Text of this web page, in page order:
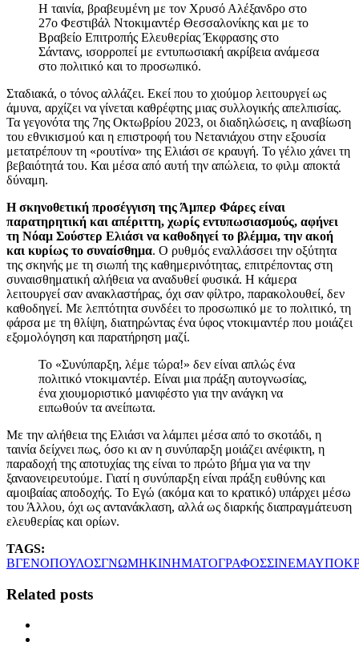
Η ταινία, βραβευμένη με τον Χρυσό Αλέξανδρο στο
27ο Φεστιβάλ Ντοκιμαντέρ Θεσσαλονίκης και με το
Βραβείο Επιτροπής Ελευθερίας Έκφρασης στο
Σάντανς, ισορροπεί με εντυπωσιακή ακρίβεια ανάμεσα
στο πολιτικό και το προσωπικό.
Σταδιακά, ο τόνος αλλάζει. Εκεί που το χιούμορ λειτουργεί ως
άμυνα, αρχίζει να γίνεται καθρέφτης μιας συλλογικής απελπισίας.
Τα γεγονότα της 7ης Οκτωβρίου 2023, οι διαδηλώσεις, η αναβίωση
του εθνικισμού και η επιστροφή του Νετανιάχου στην εξουσία
μετατρέπουν τη «ρουτίνα» της Ελιάσι σε κραυγή. Το γέλιο χάνει τη
βεβαιότητά του. Και μέσα από αυτή την απώλεια, το φιλμ αποκτά
δύναμη.
Η σκηνοθετική προσέγγιση της Άμπερ Φάρες είναι
παρατηρητική και απέριττη, χωρίς εντυπωσιασμούς, αφήνει
τη Νόαμ Σούστερ Ελιάσι να καθοδηγεί το βλέμμα, την ακοή
και κυρίως το συναίσθημα. Ο ρυθμός εναλλάσσει την οξύτητα
της σκηνής με τη σιωπή της καθημερινότητας, επιτρέποντας στη
συναισθηματική αλήθεια να αναδυθεί φυσικά. Η κάμερα
λειτουργεί σαν ανακλαστήρας, όχι σαν φίλτρο, παρακολουθεί, δεν
καθοδηγεί. Με λεπτότητα συνδέει το προσωπικό με το πολιτικό, τη
φάρσα με τη θλίψη, διατηρώντας ένα ύφος ντοκιμαντέρ που μοιάζει
εξομολόγηση και παρατήρηση μαζί.
Το «Συνύπαρξη, λέμε τώρα!» δεν είναι απλώς ένα
πολιτικό ντοκιμαντέρ. Είναι μια πράξη αυτογνωσίας,
ένα χιουμοριστικό μανιφέστο για την ανάγκη να
ειπωθούν τα ανείπωτα.
Με την αλήθεια της Ελιάσι να λάμπει μέσα από το σκοτάδι, η
ταινία δείχνει πως, όσο κι αν η συνύπαρξη μοιάζει ανέφικτη, η
παραδοχή της αποτυχίας της είναι το πρώτο βήμα για να την
ξαναονειρευτούμε. Γιατί η συνύπαρξη είναι πράξη ευθύνης και
αμοιβαίας αποδοχής. Το Εγώ (ακόμα και το κρατικό) υπάρχει μέσω
του Άλλου, όχι ως αντανάκλαση, αλλά ως διαρκής διαπραγμάτευση
ελευθερίας και ορίων.
TAGS:
ΒΓΕΝΟΠΟΥΛΟΣΓΝΩΜΗΚΙΝΗΜΑΤΟΓΡΑΦΟΣΣΙΝΕΜΑ
Related posts